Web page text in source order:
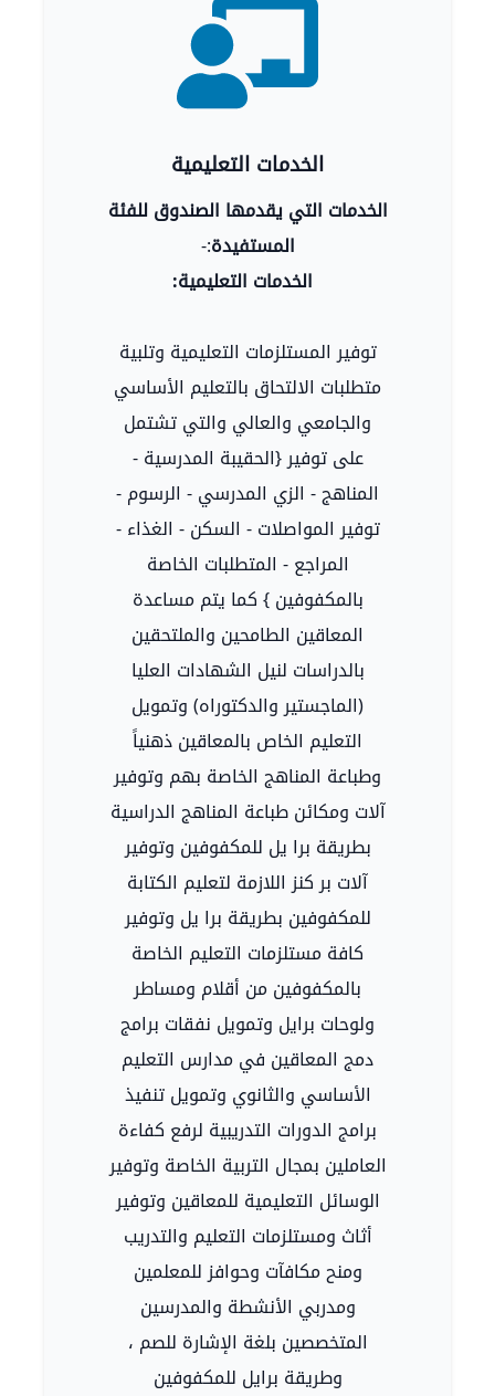
الخدمات التعليمية
الخدمات التي يقدمها الصندوق للفئة
المستفيدة:-
الخدمات التعليمية:
توفير المستلزمات التعليمية وتلبية
متطلبات الالتحاق بالتعليم الأساسي
والجامعي والعالي والتي تشتمل
على توفير {الحقيبة المدرسية -
المناهج - الزي المدرسي - الرسوم -
توفير المواصلات - السكن - الغذاء -
المراجع - المتطلبات الخاصة
بالمكفوفين } كما يتم مساعدة
المعاقين الطامحين والملتحقين
بالدراسات لنيل الشهادات العليا
(الماجستير والدكتوراه) وتمويل
التعليم الخاص بالمعاقين ذهنياً
وطباعة المناهج الخاصة بهم وتوفير
آلات ومكائن طباعة المناهج الدراسية
بطريقة برا يل للمكفوفين وتوفير
آلات بر كنز اللازمة لتعليم الكتابة
للمكفوفين بطريقة برا يل وتوفير
كافة مستلزمات التعليم الخاصة
بالمكفوفين من أقلام ومساطر
ولوحات برايل وتمويل نفقات برامج
دمج المعاقين في مدارس التعليم
الأساسي والثانوي وتمويل تنفيذ
برامج الدورات التدريبية لرفع كفاءة
العاملين بمجال التربية الخاصة وتوفير
الوسائل التعليمية للمعاقين وتوفير
أثاث ومستلزمات التعليم والتدريب
ومنح مكافآت وحوافز للمعلمين
ومدربي الأنشطة والمدرسين
المتخصصين بلغة الإشارة للصم ،
وطريقة برايل للمكفوفين